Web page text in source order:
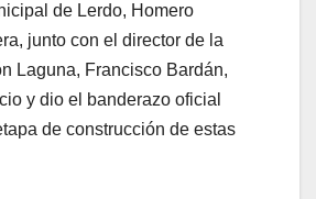
de Lerdo, Homero
junto con el director de la
Laguna, Francisco Bardán,
y dio el banderazo oficial
de construcción de estas